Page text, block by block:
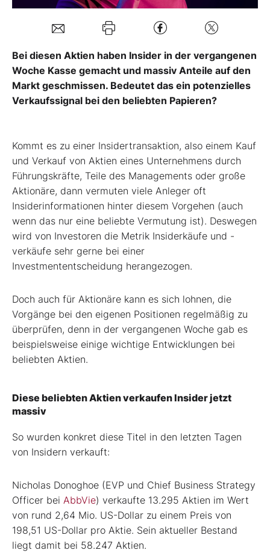
Kontakt
Bei diesen Aktien haben Insider in der vergangenen
Woche Kasse gemacht und massiv Anteile auf den
Markt geschmissen. Bedeutet das ein potenzielles
Verkaufssignal bei den beliebten Papieren?
Kommt es zu einer Insidertransaktion, also einem Kauf
und Verkauf von Aktien eines Unternehmens durch
Führungskräfte, Teile des Managements oder große
Aktionäre, dann vermuten viele Anleger oft
Insiderinformationen hinter diesem Vorgehen (auch
wenn das nur eine beliebte Vermutung ist). Deswegen
wird von Investoren die Metrik Insiderkäufe und -
verkäufe sehr gerne bei einer
Investmententscheidung herangezogen.
Doch auch für Aktionäre kann es sich lohnen, die
Vorgänge bei den eigenen Positionen regelmäßig zu
überprüfen, denn in der vergangenen Woche gab es
beispielsweise einige wichtige Entwicklungen bei
beliebten Aktien.
Diese beliebten Aktien verkaufen Insider jetzt
massiv
So wurden konkret diese Titel in den letzten Tagen
von Insidern verkauft:
Nicholas Donoghoe (EVP und Chief Business Strategy
Officer bei AbbVie) verkaufte 13.295 Aktien im Wert
von rund 2,64 Mio. US-Dollar zu einem Preis von
198,51 US-Dollar pro Aktie. Sein aktueller Bestand
liegt damit bei 58.247 Aktien.